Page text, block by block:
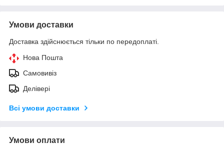
Умови доставки
Доставка здійснюється тільки по передоплаті.
Нова Пошта
Самовивіз
Делівері
Всі умови доставки
Умови оплати